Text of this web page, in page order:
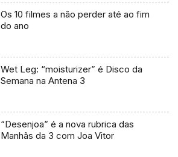
Os 10 filmes a não perder até ao fim
do ano
Wet Leg: “moisturizer” é Disco da
Semana na Antena 3
“Desenjoa” é a nova rubrica das
Manhãs da 3 com Joa Vitor